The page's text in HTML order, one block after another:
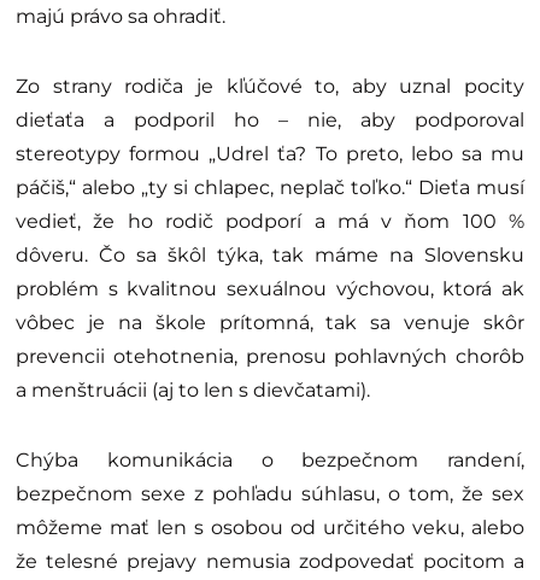
majú právo sa ohradiť.
Zo strany rodiča je kľúčové to, aby uznal pocity
dieťaťa a podporil ho – nie, aby podporoval
stereotypy formou „Udrel ťa? To preto, lebo sa mu
páčiš,“ alebo „ty si chlapec, neplač toľko.“ Dieťa musí
vedieť, že ho rodič podporí a má v ňom 100 %
dôveru. Čo sa škôl týka, tak máme na Slovensku
problém s kvalitnou sexuálnou výchovou, ktorá ak
vôbec je na škole prítomná, tak sa venuje skôr
prevencii otehotnenia, prenosu pohlavných chorôb
a menštruácii (aj to len s dievčatami).
Chýba komunikácia o bezpečnom randení,
bezpečnom sexe z pohľadu súhlasu, o tom, že sex
môžeme mať len s osobou od určitého veku, alebo
že telesné prejavy nemusia zodpovedať pocitom a